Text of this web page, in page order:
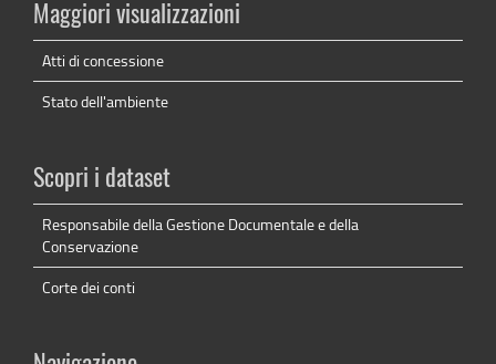
Maggiori visualizzazioni
Atti di concessione
Stato dell'ambiente
Scopri i dataset
Responsabile della Gestione Documentale e della
Conservazione
Corte dei conti